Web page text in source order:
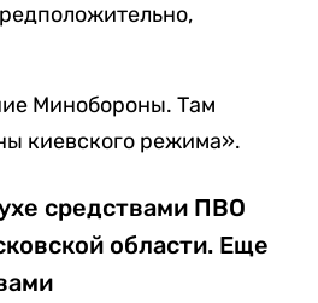
Минобороны. Там
киевского режима».
средствами ПВО
области. Еще